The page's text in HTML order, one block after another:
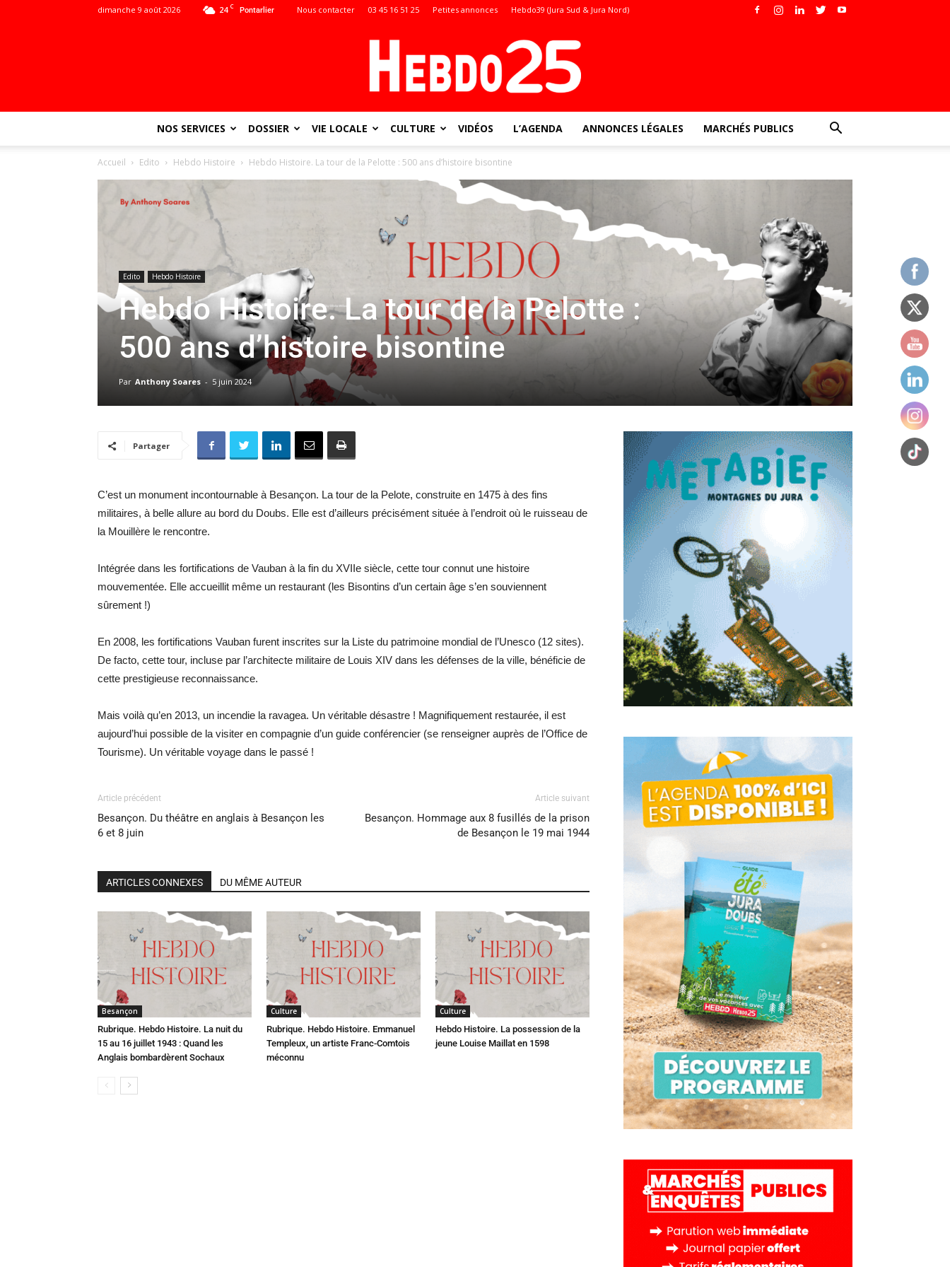
24 C Pontarlier
dimanche 9 août 2026 Nous contacter 03 45 16 51 25 Petites annonces Hebdo39 (Jura Sud & Jura Nord)
toute
locale
NOS SERVICES DOSSIER VIE LOCALE CULTURE VIDÉOS L’AGENDA ANNONCES LÉGALES MARCHÉS PUBLICS
Accueil Edito Hebdo Histoire Hebdo Histoire. La tour de la Pelotte : 500 ans d’histoire bisontine
Edito Hebdo Histoire
Hebdo Histoire. La tour de la Pelotte :
500 ans d’histoire bisontine
Par Anthony Soares - 5 juin 2024
Partager
C’est un monument incontournable à Besançon. La tour de la Pelote, construite en 1475 à des fins
militaires, à belle allure au bord du Doubs. Elle est d’ailleurs précisément située à l’endroit où le ruisseau de
la Mouillère le rencontre.
Intégrée dans les fortifications de Vauban à la fin du XVIIe siècle, cette tour connut une histoire
mouvementée. Elle accueillit même un restaurant (les Bisontins d’un certain âge s’en souviennent
sûrement !)
En 2008, les fortifications Vauban furent inscrites sur la Liste du patrimoine mondial de l’Unesco (12 sites).
De facto, cette tour, incluse par l’architecte militaire de Louis XIV dans les défenses de la ville, bénéficie de
cette prestigieuse reconnaissance.
Mais voilà qu’en 2013, un incendie la ravagea. Un véritable désastre ! Magnifiquement restaurée, il est
aujourd’hui possible de la visiter en compagnie d’un guide conférencier (se renseigner auprès de l’Office de
Tourisme). Un véritable voyage dans le passé !
Article précédent
Besançon. Du théâtre en anglais à Besançon les
6 et 8 juin
Article suivant
Besançon. Hommage aux 8 fusillés de la prison
de Besançon le 19 mai 1944
ARTICLES CONNEXES DU MÊME AUTEUR
Besançon
Rubrique. Hebdo Histoire. La nuit du
15 au 16 juillet 1943 : Quand les
Anglais bombardèrent Sochaux
Culture
Rubrique. Hebdo Histoire. Emmanuel
Templeux, un artiste Franc-Comtois
méconnu
Culture
Hebdo Histoire. La possession de la
jeune Louise Maillat en 1598